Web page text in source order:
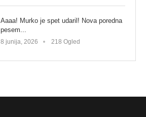
Aaaa! Murko je spet udaril! Nova poredna
pesem...
8 junija, 2026 218 Ogled